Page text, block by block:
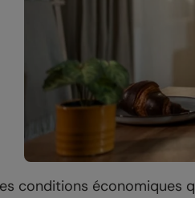
conditions économiques